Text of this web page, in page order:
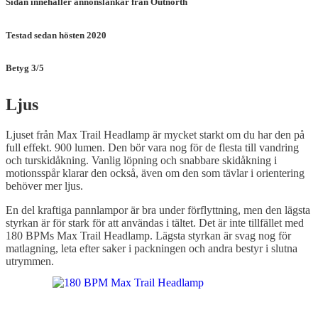
Testad sedan hösten 2020
Betyg 3/5
Ljus
Ljuset från Max Trail Headlamp är mycket starkt om du har den på
full effekt. 900 lumen. Den bör vara nog för de flesta till vandring
och turskidåkning. Vanlig löpning och snabbare skidåkning i
motionsspår klarar den också, även om den som tävlar i orientering
behöver mer ljus.
En del kraftiga pannlampor är bra under förflyttning, men den lägsta
styrkan är för stark för att användas i tältet. Det är inte tillfället med
180 BPMs Max Trail Headlamp. Lägsta styrkan är svag nog för
matlagning, leta efter saker i packningen och andra bestyr i slutna
utrymmen.